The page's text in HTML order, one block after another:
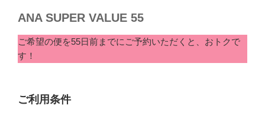
ANA SUPER VALUE 55
ご希望の便を55日前までにご予約いただくと、おトクで
す！
ご利用条件